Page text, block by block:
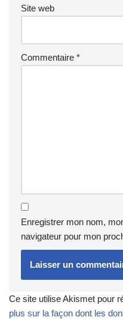
Site web
Commentaire *
Enregistrer mon nom,
navigateur pour mon
Ce site utilise Akismet pour
plus sur la façon dont les